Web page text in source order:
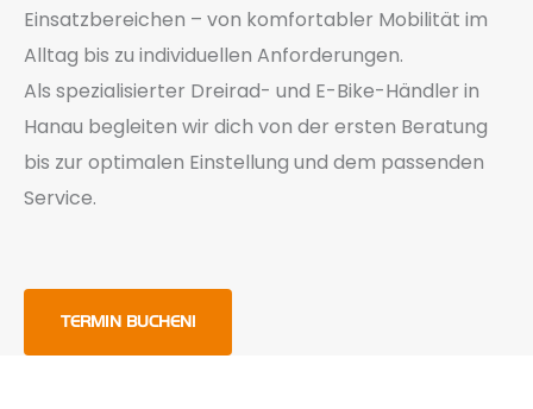
Einsatzbereichen – von komfortabler Mobilität im
Alltag bis zu individuellen Anforderungen.
Als spezialisierter Dreirad- und E-Bike-Händler in
Hanau begleiten wir dich von der ersten Beratung
bis zur optimalen Einstellung und dem passenden
Service.
TERMIN BUCHEN!